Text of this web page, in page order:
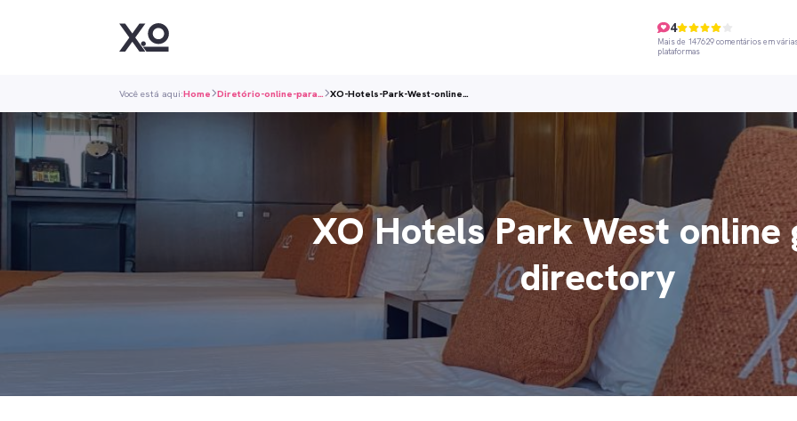
4
Mais de 147629 comentários em
plataformas
Você está aqui:Home Diretório-online-para… XO-Hotels-Park-West-online…
XO Hotels Park West online
directory